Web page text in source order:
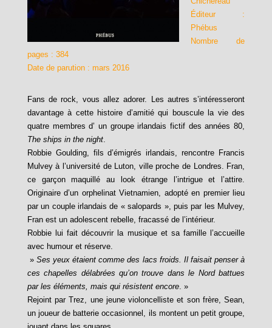
Éditeur :
Phébus
Nombre de
pages : 384
Date de parution : mars 2016
Fans de rock, vous allez adorer. Les autres s’intéresseront
davantage à cette histoire d’amitié qui bouscule la vie des
quatre membres d’ un groupe irlandais fictif des années 80,
The ships in the night.
Robbie Goulding, fils d’émigrés irlandais, rencontre Francis
Mulvey à l’université de Luton, ville proche de Londres. Fran,
ce garçon maquillé au look étrange l’intrigue et l’attire.
Originaire d’un orphelinat Vietnamien, adopté en premier lieu
par un couple irlandais de « salopards », puis par les Mulvey,
Fran est un adolescent rebelle, fracassé de l’intérieur.
Robbie lui fait découvrir la musique et sa famille l’accueille
avec humour et réserve.
»Ses yeux étaient comme des lacs froids. Il faisait penser à
ces chapelles délabrées qu’on trouve dans le Nord battues
par les éléments, mais qui résistent encore. »
Rejoint par Trez, une jeune violoncelliste et son frère, Sean,
un joueur de batterie occasionnel, ils montent un petit groupe,